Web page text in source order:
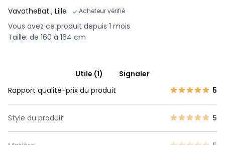
VavatheBat , Lille Acheteur vérifié
Vous avez ce produit depuis 1 mois
Taille: de 160 à 164 cm
Utile (1)
Signaler
Rapport qualité-prix du produit
5
Style du produit 5